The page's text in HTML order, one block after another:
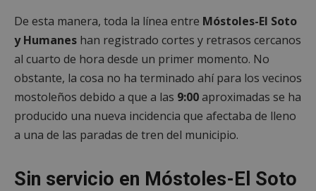
De esta manera, toda la línea entre Móstoles-El Soto
y Humanes han registrado cortes y retrasos cercanos
al cuarto de hora desde un primer momento. No
obstante, la cosa no ha terminado ahí para los vecinos
mostoleños debido a que a las 9:00aproximadas se ha
producido una nueva incidencia que afectaba de lleno
a una de las paradas de tren del municipio.
Sin servicio en Móstoles-El Soto